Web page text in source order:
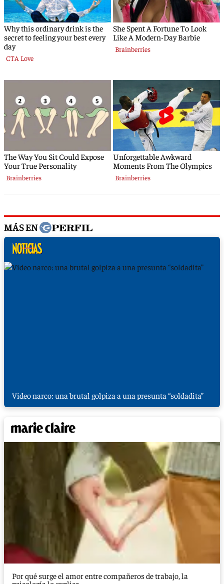
MÁS EN
Video narco: una brutal golpiza a una presunta “soldadita”
Por qué surge el amor entre compañeros de trabajo, la